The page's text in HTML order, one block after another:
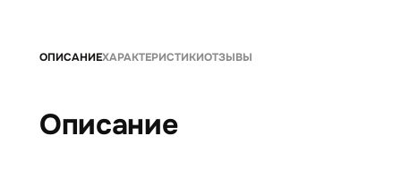
ОПИСАНИЕХАРАКТЕРИСТИКИОТЗЫВЫ
Описание